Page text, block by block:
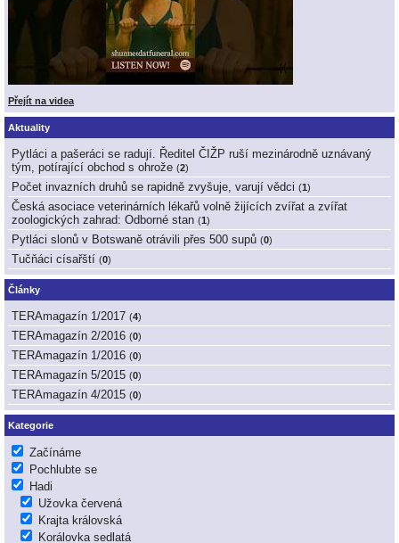
Přejít na videa
Aktuality
Pytláci a pašeráci se radují. Ředitel ČIŽP ruší mezinárodně uznávaný
tým, potírající obchod s ohrože (2)
Počet invazních druhů se rapidně zvyšuje, varují vědci (1)
Česká asociace veterinárních lékařů volně žijících zvířat a zvířat
zoologických zahrad: Odborné stan (1)
Pytláci slonů v Botswaně otrávili přes 500 supů (0)
Tučňáci císařští (0)
Články
TERAmagazín 1/2017 (4)
TERAmagazín 2/2016 (0)
TERAmagazín 1/2016 (0)
TERAmagazín 5/2015 (0)
TERAmagazín 4/2015 (0)
Kategorie
Začínáme
Pochlubte se
Hadi
Užovka červená
Krajta královská
Korálovka sedlatá